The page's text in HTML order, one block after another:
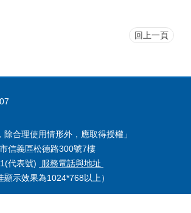
回上一頁
除合理使用情形外，應取得授權」
信義區松德路300號7樓
代表號)
服務電話與地址
顯示效果為1024*768以上）